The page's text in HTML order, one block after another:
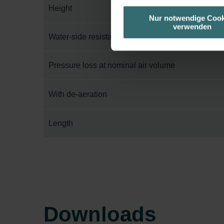
unserer Website verwenden,
basierend auf Ihren Interessen
Datenschutzerklärung
Datenschutzerklärung der
Zehnder Polska Sp. z o.o.:
Zehnder Group UK Limited:
Nur notwendige
verwenden
Height
Water-side resistance
Pressure loss at nominal air volume
With de-aeration
Length
Downloads